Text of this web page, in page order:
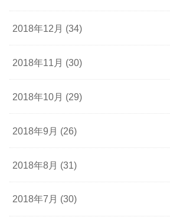
2018年12月 (34)
2018年11月 (30)
2018年10月 (29)
2018年9月 (26)
2018年8月 (31)
2018年7月 (30)